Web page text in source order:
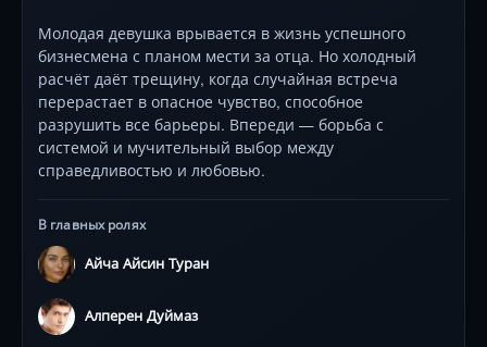
Молодая девушка врывается в жизнь успешного
бизнесмена с планом мести за отца. Но холодный
расчёт даёт трещину, когда случайная встреча
перерастает в опасное чувство, способное
разрушить все барьеры. Впереди — борьба с
системой и мучительный выбор между
справедливостью и любовью.
В главных ролях
Айча Айсин Туран
Алперен Дуймаз